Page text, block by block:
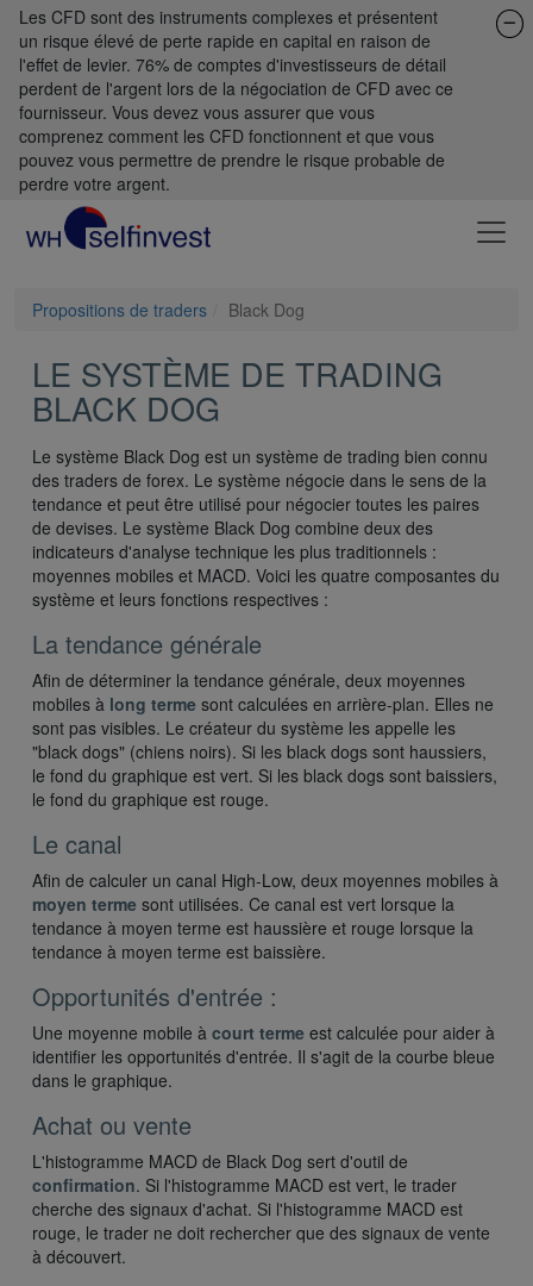
Les CFD sont des instruments complexes et présentent
un risque élevé de perte rapide en capital en raison de
l'effet de levier. 76% de comptes d'investisseurs de détail
perdent de l'argent lors de la négociation de CFD avec ce
fournisseur. Vous devez vous assurer que vous
comprenez comment les CFD fonctionnent et que vous
pouvez vous permettre de prendre le risque probable de
perdre votre argent.
Propositions de traders Black Dog
LE SYSTÈME DE TRADING
BLACK DOG
Le système Black Dog est un système de trading bien connu
des traders de forex. Le système négocie dans le sens de la
tendance et peut être utilisé pour négocier toutes les paires
de devises. Le système Black Dog combine deux des
indicateurs d'analyse technique les plus traditionnels :
moyennes mobiles et MACD. Voici les quatre composantes du
système et leurs fonctions respectives :
La tendance générale
Afin de déterminer la tendance générale, deux moyennes
mobiles à long terme sont calculées en arrière-plan. Elles ne
sont pas visibles. Le créateur du système les appelle les
"black dogs" (chiens noirs). Si les black dogs sont haussiers,
le fond du graphique est vert. Si les black dogs sont baissiers,
le fond du graphique est rouge.
Le canal
Afin de calculer un canal High-Low, deux moyennes mobiles à
moyen terme sont utilisées. Ce canal est vert lorsque la
tendance à moyen terme est haussière et rouge lorsque la
tendance à moyen terme est baissière.
Opportunités d'entrée :
Une moyenne mobile à court terme est calculée pour aider à
identifier les opportunités d'entrée. Il s'agit de la courbe bleue
dans le graphique.
Achat ou vente
L'histogramme MACD de Black Dog sert d'outil de
confirmation. Si l'histogramme MACD est vert, le trader
cherche des signaux d'achat. Si l'histogramme MACD est
rouge, le trader ne doit rechercher que des signaux de vente
à découvert.